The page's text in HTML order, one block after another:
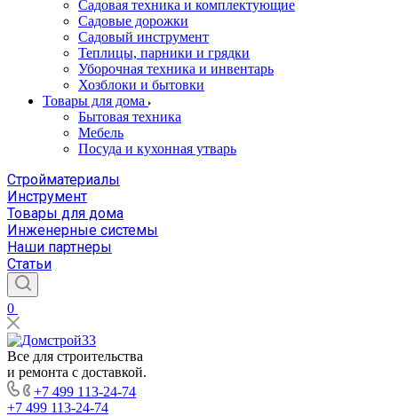
Садовая техника и комплектующие
Садовые дорожки
Садовый инструмент
Теплицы, парники и грядки
Уборочная техника и инвентарь
Хозблоки и бытовки
Товары для дома
Бытовая техника
Мебель
Посуда и кухонная утварь
Стройматериалы
Инструмент
Товары для дома
Инженерные системы
Наши партнеры
Статьи
0
Все для строительства
и ремонта с доставкой.
+7 499 113-24-74
+7 499 113-24-74